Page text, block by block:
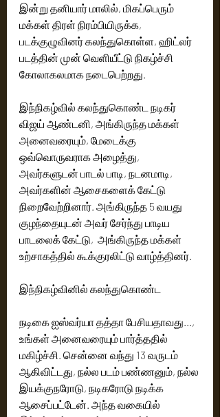
இன்று தனியார் மாலில், மிகப்பெரும்
மக்கள் திரள் நிரம்பியிருக்க,
படக்குழுவினர் கலந்துகொள்ள, ஹிட்லர்
படத்தின் முன் வெளியீட்டு நிகழ்ச்சி
கோலாகலமாக நடைபெற்றது.
இந்நிகழ்வில் கலந்துகொண்ட நடிகர்
விஜய் ஆண்டனி, அங்கிருந்த மக்கள்
அனைவரையும், மேடைக்கு
ஒவ்வொருவராக அழைத்து,
அவர்களுடன் பாடல் பாடி, நடனமாடி,
அவர்களின் ஆசைகளைக் கேட்டு
நிறைவேற்றினார். அங்கிருந்த 5 வயது
குழந்தையுடன் அவர் சேர்ந்து பாடிய
பாடலைக் கேட்டு,  அங்கிருந்த மக்கள்
உற்சாகத்தில் கூக்குரலிட்டு வாழ்த்தினர்.
இந்நிகழ்வினில் கலந்துகொண்ட
நடிகை ஐஸ்வர்யா தத்தா பேசியதாவது...,
உங்கள் அனைவரையும் பார்த்ததில்
மகிழ்ச்சி. சென்னை வந்து 13 வருடம்
ஆகிவிட்டது, நல்ல படம் பண்ணனும், நல்ல
இயக்குநரோடு, நடிகரோடு நடிக்க
ஆசைப்பட்டேன். அந்த வகையில்